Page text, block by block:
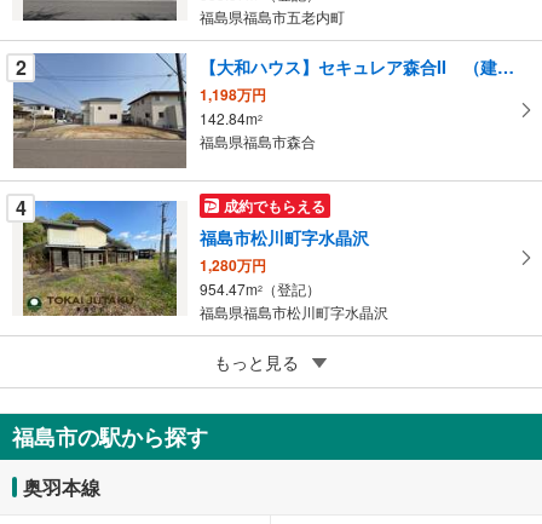
ペ
ー
ジ
に
保
存
す
る
福島県福島市五老内町
2 【大和ハウス】セキュレア森合II （建築条件付宅地分譲）
1,198万円
142.84m2
福島県福島市森合
4 成約でもらえる
福島市松川町字水晶沢
1,280万円
954.47m2
（登記）
福島県福島市松川町字水晶沢
成約でもらえる
福島市南矢野目字谷地
3,250万円
383.52m
福島県福島市南矢野目字谷地
もっと見る
福島市の駅から探す
奥羽本線